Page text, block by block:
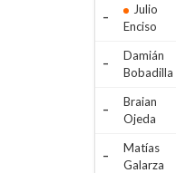
–
Julio
Enciso
–
Damián
Bobadilla
–
Braian
Ojeda
–
Matías
Galarza